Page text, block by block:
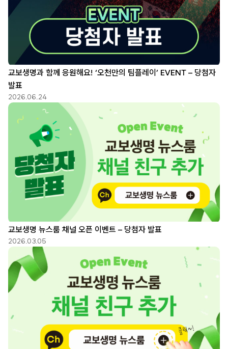
교보생명과 함께 응원해요! ‘오천만의 팀플레이’ EVENT – 당첨자
발표
2026.06.24
교보생명 뉴스룸 채널 오픈 이벤트 – 당첨자 발표
2026.03.05